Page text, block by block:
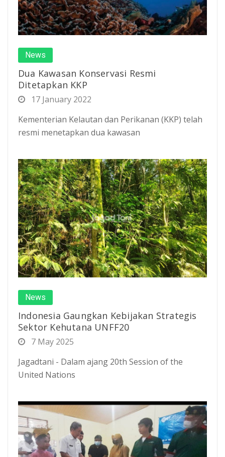
News
Dua Kawasan Konservasi Resmi
Ditetapkan KKP
17 January 2022
Kementerian Kelautan dan Perikanan (KKP) telah
resmi menetapkan dua kawasan
News
Indonesia Gaungkan Kebijakan Strategis
Sektor Kehutana UNFF20
7 May 2025
Jagadtani - Dalam ajang 20th Session of the
United Nations